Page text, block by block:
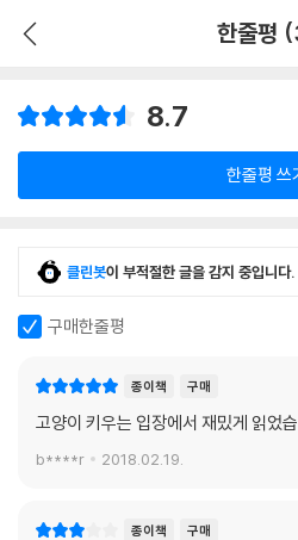
한줄평
8.7
한줄평 쓰
클린봇이 부적절한 글을 감지 중입니다.
구매한줄평
종이책 구매
고양이 키우는 입장에서 재밌게 읽었
b****r 2018.02.19.
종이책 구매